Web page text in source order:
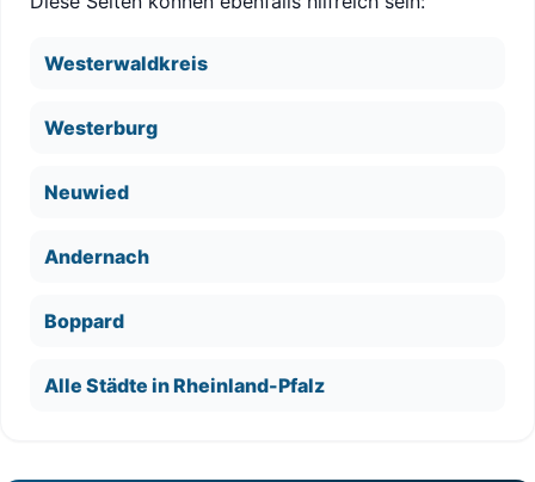
Westerwaldkreis
Westerburg
Neuwied
Andernach
Boppard
Alle Städte in Rheinland-Pfalz